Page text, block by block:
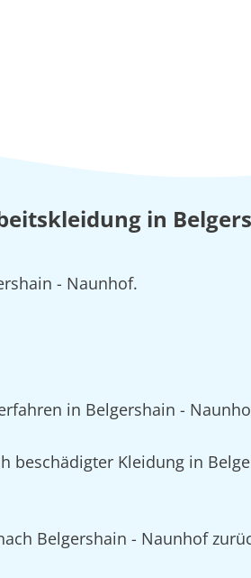
in
- Naunhof.
in Belgershain -
beschädigter Kleidung in
Belgershain - Naunhof